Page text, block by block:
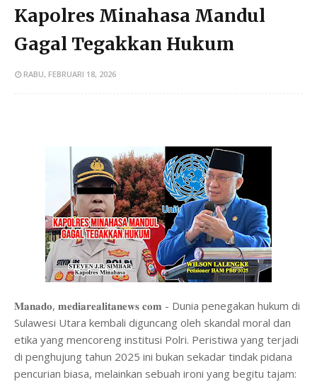
Kapolres Minahasa Mandul
Gagal Tegakkan Hukum
RABU, FEBRUARI 18, 2026
𝐌𝐚𝐧𝐚𝐝𝐨, 𝐦𝐞𝐝𝐢𝐚𝐫𝐞𝐚𝐥𝐢𝐭𝐚𝐧𝐞𝐰𝐬 𝐜𝐨𝐦 - Dunia penegakan hukum di
Sulawesi Utara kembali diguncang oleh skandal moral dan
etika yang mencoreng institusi Polri. Peristiwa yang terjadi
di penghujung tahun 2025 ini bukan sekadar tindak pidana
pencurian biasa, melainkan sebuah ironi yang begitu tajam: